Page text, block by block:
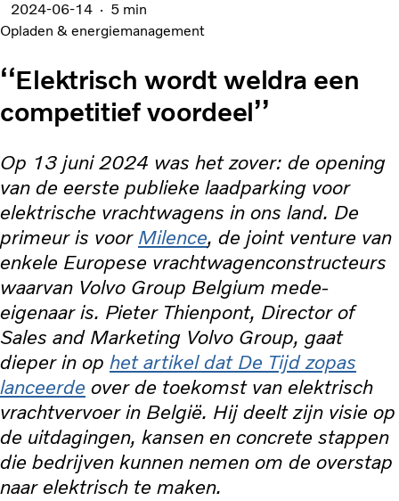
2024-06-14
5 min
Opladen & energiemanagement
‘‘Elektrisch wordt weldra een
competitief voordeel’’
Op 13 juni 2024 was het zover: de opening
van de eerste publieke laadparking voor
elektrische vrachtwagens in ons land. De
primeur is voor Milence, de joint venture van
enkele Europese vrachtwagenconstructeurs
waarvan Volvo Group Belgium mede-
eigenaar is. Pieter Thienpont, Director of
Sales and Marketing Volvo Group, gaat
dieper in op het artikel dat De Tijd zopas
lanceerde over de toekomst van elektrisch
vrachtvervoer in België. Hij deelt zijn visie op
de uitdagingen, kansen en concrete stappen
die bedrijven kunnen nemen om de overstap
naar elektrisch te maken.